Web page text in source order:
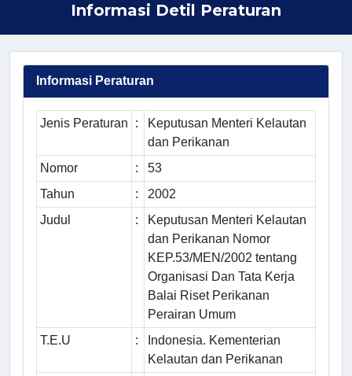
Informasi Detil Peraturan
Informasi Peraturan
Jenis Peraturan :
Keputusan Menteri Kelautan
dan Perikanan
Nomor
:
53
Tahun
:
2002
Judul
:
Keputusan Menteri Kelautan
dan Perikanan Nomor
KEP.53/MEN/2002 tentang
Organisasi Dan Tata Kerja
Balai Riset Perikanan
Perairan Umum
T.E.U
:
Indonesia. Kementerian
Kelautan dan Perikanan